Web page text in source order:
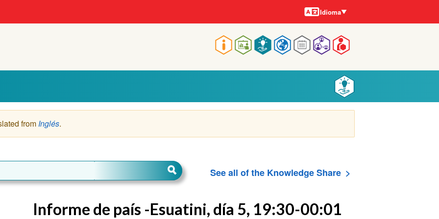
Main
navigation
Idiomas
Idioma
from Inglés.
See all of the Knowledge Share
Informe de país -Esuatini, día 5, 19:30-00:01